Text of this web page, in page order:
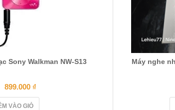
Sony Walkman NW-S13
899.000 ₫
VÀO GIỎ
Máy nghe